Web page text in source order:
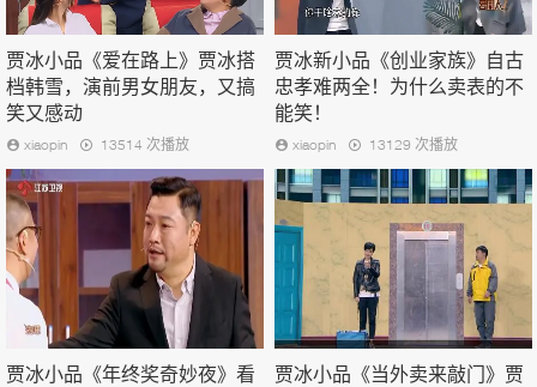
贾冰小品《爱在路上》贾冰搭
档韩雪，演前男女朋友，又搞
笑又感动
xiaopin 13514 次播放
贾冰新小品《创业家族》自古
忠孝难两全！为什么卖表的不
能笑！
xiaopin 13129 次播放
贾冰小品《年终奖奇妙夜》看
贾冰小品《当外卖来敲门》贾